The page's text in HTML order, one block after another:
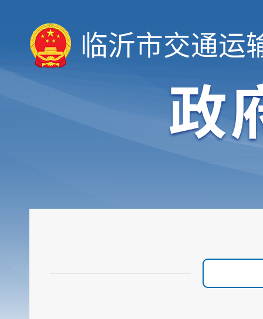
临沂市交通运